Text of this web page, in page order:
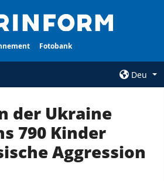
Fotobank
Deu
AGENTUR
Über uns
der Ukraine
790 Kinder
Aggression